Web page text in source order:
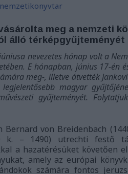
nemzetikonyvtar
meg a nemzeti
álló térképgyűjteményét
nevezetes hónap volt a
E hónapban, június 17-én
meg-, illetve átvették
magyar
gyűjteményét.
Bernard von Breidenbach
k. – 1490) utrechti festő
a hazatérésüket követően
amely az európai
számára fontos